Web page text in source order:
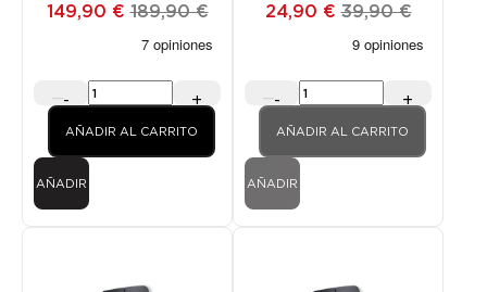
149,90 € 189,90 €
- +
AÑADIR AL CARRITO
AÑADIR
24,90 € 39,90 €
- +
AÑADIR AL CARRITO
AÑADIR